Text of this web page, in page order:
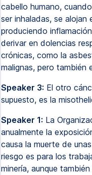
cabello humano,
ser inhaladas, se
produciendo
derivar en dolencias
crónicas, como la
malignas, pero también
Speaker 3: El otro
supuesto, es la
Speaker 1: La
anualmente la
causa la muerte de
riesgo es para los
minería, aunque